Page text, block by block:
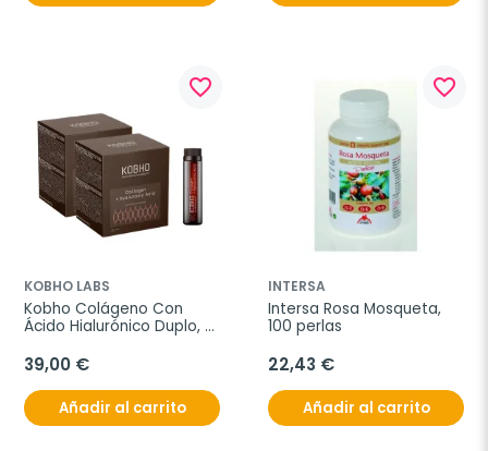
favorite_border
KOBHO LABS
Kobho Colágeno Con
Ácido Hialurónico Duplo,
39,00 €
Añadir al carrito
favorite_border
INTERSA
Intersa Rosa Mosqueta,
100 perlas
22,43 €
Añadir al carrito